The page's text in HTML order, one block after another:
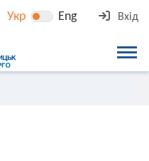
Укр Eng Вхід